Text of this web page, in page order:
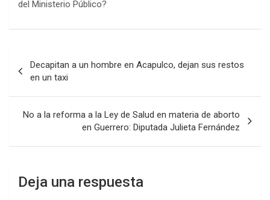
del Ministerio Público?
de
entradas
Decapitan a un hombre en Acapulco, dejan sus restos
en un taxi
No a la reforma a la Ley de Salud en materia de aborto
en Guerrero: Diputada Julieta Fernández
Deja una respuesta